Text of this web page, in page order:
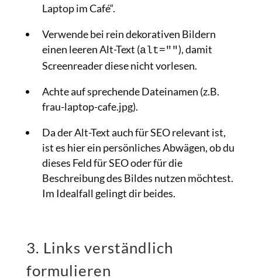
Laptop im Café“.
Verwende bei rein dekorativen Bildern
einen leeren Alt-Text (alt=""), damit
Screenreader diese nicht vorlesen.
Achte auf sprechende Dateinamen (z.B.
frau-laptop-cafe.jpg).
Da der Alt-Text auch für SEO relevant ist,
ist es hier ein persönliches Abwägen, ob du
dieses Feld für SEO oder für die
Beschreibung des Bildes nutzen möchtest.
Im Idealfall gelingt dir beides.
3. Links verständlich
formulieren